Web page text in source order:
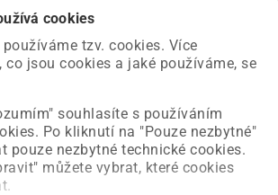
cookies
tzv. cookies. Více
jsou cookies a jaké používáme, se
souhlasíte s používáním
Po kliknutí na "Pouze nezbytné"
pouze nezbytné technické cookies.
můžete vybrat, které cookies
na naší straně a už ji opravujeme.
znovu načíst požadovanou stránku.
stránku Úvodní strana